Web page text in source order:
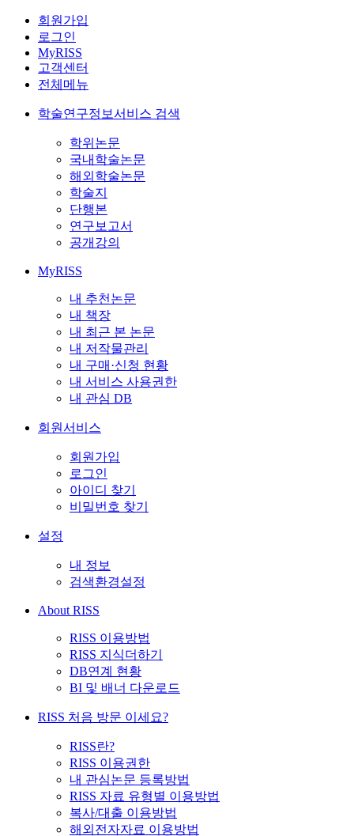
회원가입
로그인
MyRISS
고객센터
전체메뉴
학술연구정보서비스 검색
학위논문
국내학술논문
해외학술논문
학술지
단행본
연구보고서
공개강의
MyRISS
내 추천논문
내 책장
내 최근 본 논문
내 저작물관리
내 구매·신청 현황
내 서비스 사용권한
내 관심 DB
회원서비스
회원가입
로그인
아이디 찾기
비밀번호 찾기
설정
내 정보
검색환경설정
About RISS
RISS 이용방법
RISS 지식더하기
DB연계 현황
BI 및 배너 다운로드
RISS 처음 방문 이세요?
RISS란?
RISS 이용권한
내 관심논문 등록방법
RISS 자료 유형별 이용방법
복사/대출 이용방법
해외전자자료 이용방법